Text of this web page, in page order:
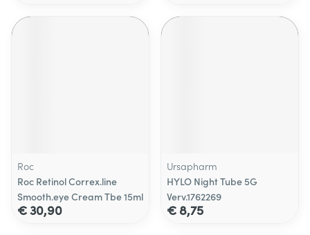
Roc
Roc Retinol Correx.line
Smooth.eye Cream Tbe 15ml
€ 30,90
Ursapharm
HYLO Night Tube 5G
Verv.1762269
€ 8,75